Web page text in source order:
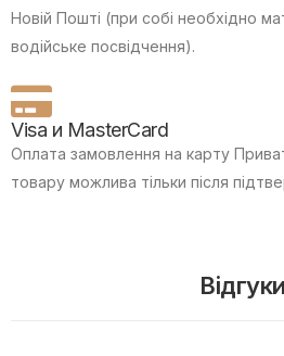
Новій Пошті (при собі необхідно
водійське посвідчення).
Visa и MasterCard
Оплата замовлення на карту
товару можлива тільки після
Відгуки